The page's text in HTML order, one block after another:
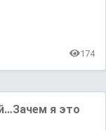
174
я этo